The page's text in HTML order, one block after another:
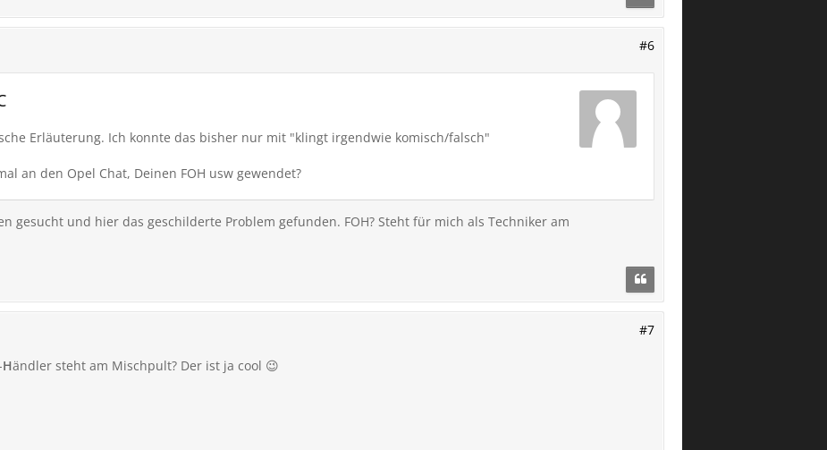
#6
Erläuterung. Ich konnte das bisher nur mit "klingt irgendwie komisch/falsch"
an den Opel Chat, Deinen FOH usw gewendet?
gesucht und hier das geschilderte Problem gefunden. FOH? Steht für mich als Techniker am
#7
Händler steht am Mischpult? Der ist ja cool 😉